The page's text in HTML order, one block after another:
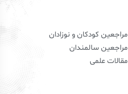
مراجعین کودکان و نوزادان
مراجعین سالمندان
مقالات علمی